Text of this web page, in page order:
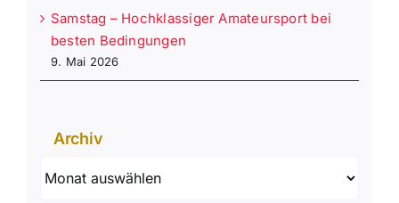
Samstag – Hochklassiger Amateursport bei
besten Bedingungen
9. Mai 2026
Archiv